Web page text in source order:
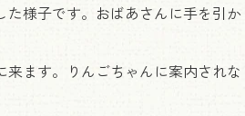
様子です。おばあさんに手を引か
ます。りんごちゃんに案内されな